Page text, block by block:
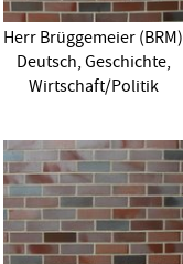
Herr Brüggemeier (BRM)
Deutsch, Geschichte,
Wirtschaft/Politik